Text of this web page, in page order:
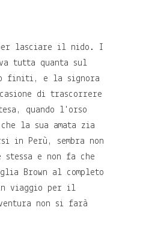
per lasciare il nido. I
tutta quanta sul
finiti, e la signora
di trascorrere
quando l'orso
la sua amata zia
in Perù, sembra non
e non fa che
Brown al completo
viaggio per il
non si farà